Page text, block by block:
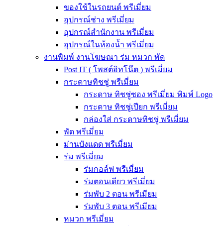
ของใช้ในรถยนต์ พรีเมี่ยม
อุปกรณ์ช่าง พรีเมี่ยม
อุปกรณ์สำนักงาน พรีเมี่ยม
อุปกรณ์ในห้องน้ำ พรีเมี่ยม
งานพิมพ์ งานโฆษณา ร่ม หมวก พัด
Post IT ( โพสต์อิทโน๊ต ) พรีเมี่ยม
กระดาษทิชชู่ พรีเมี่ยม
กระดาษ ทิชชู่ซอง พรีเมี่ยม พิมพ์ Logo
กระดาษ ทิชชู่เปียก พรีเมี่ยม
กล่องใส่ กระดาษทิชชู่ พรีเมี่ยม
พัด พรีเมี่ยม
ม่านบังแดด พรีเมี่ยม
ร่ม พรีเมี่ยม
ร่มกอล์ฟ พรีเมี่ยม
ร่มตอนเดียว พรีเมี่ยม
ร่มพับ 2 ตอน พรีเมียม
ร่มพับ 3 ตอน พรีเมียม
หมวก พรีเมี่ยม